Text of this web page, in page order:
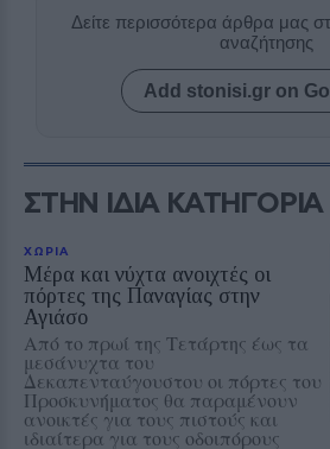
Δείτε περισσότερα άρθρα μας
αναζήτησης
Add stonisi.gr on
ΣΤΗΝ ΙΔΙΑ ΚΑΤΗΓΟΡΙΑ
ΧΩΡΙΑ
Μέρα και νύχτα ανοιχτές οι
πόρτες της Παναγίας στην
Αγιάσο
Από το πρωί της Τετάρτης έως τα
μεσάνυχτα του
Δεκαπενταύγουστου οι πόρτες του
Προσκυνήματος θα παραμένουν
ανοικτές για τους πιστούς και
ιδιαίτερα για τους οδοιπόρους